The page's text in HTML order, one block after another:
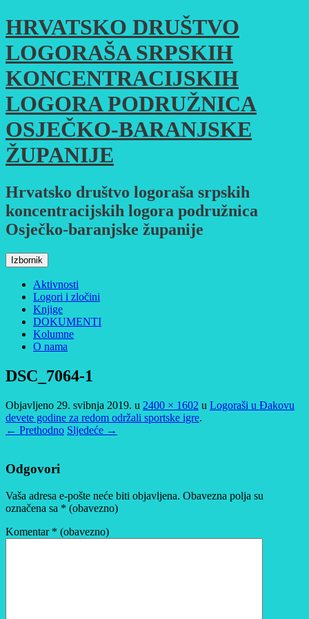
Skoči
do
sadržaja
HRVATSKO DRUŠTVO
LOGORAŠA SRPSKIH
KONCENTRACIJSKIH
LOGORA PODRUŽNICA
OSJEČKO-BARANJSKE
ŽUPANIJE
Hrvatsko društvo logoraša srpskih
koncentracijskih logora podružnica
Osječko-baranjske županije
Izbornik
Aktivnosti
Logori i zločini
Knjige
DOKUMENTI
Kolumne
O nama
DSC_7064-1
Objavljeno 29. svibnja 2019. u 2400 × 1602 u Logoraši u Đakovu
devete godine za redom održali sportske igre.
← Prethodno Sljedeće →
Odgovori
Vaša adresa e-pošte neće biti objavljena. Obavezna polja su
označena sa * (obavezno)
Komentar * (obavezno)